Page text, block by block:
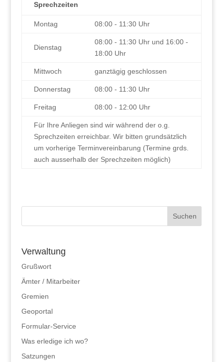
Sprechzeiten
Montag 08:00 - 11:30 Uhr
Dienstag
08:00 - 11:30 Uhr und 16:00 -
18:00 Uhr
Mittwoch ganztägig geschlossen
Donnerstag 08:00 - 11:30 Uhr
Freitag 08:00 - 12:00 Uhr
Für Ihre Anliegen sind wir während der o.g.
Sprechzeiten erreichbar. Wir bitten grundsätzlich
um vorherige Terminvereinbarung (Termine grds.
auch ausserhalb der Sprechzeiten möglich)
Verwaltung
Grußwort
Ämter / Mitarbeiter
Gremien
Geoportal
Formular-Service
Was erledige ich wo?
Satzungen